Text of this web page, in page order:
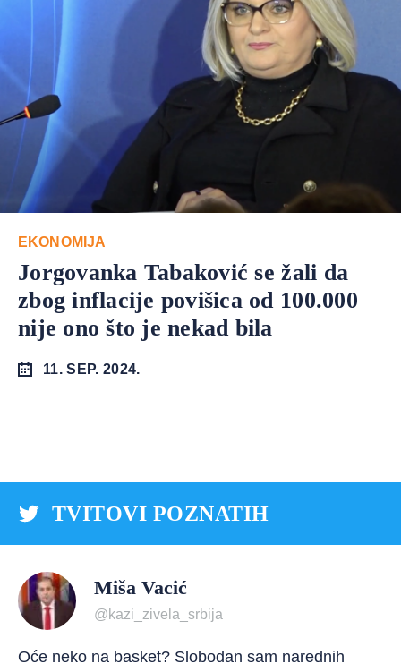
EKONOMIJA
Jorgovanka Tabaković se žali da
zbog inflacije povišica od 100.000
nije ono što je nekad bila
11. SEP. 2024.
TVITOVI POZNATIH
Miša Vacić
@kazi_zivela_srbija
Oće neko na basket? Slobodan sam narednih